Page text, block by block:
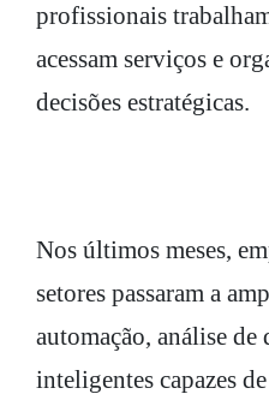
profissionais
acessam serviços e
decisões estratégicas.
Nos últimos meses,
setores passaram a
automação, análise de
inteligentes capazes